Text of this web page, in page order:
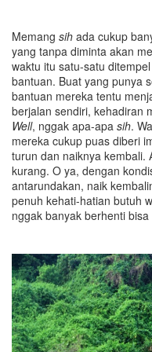
Memang sih ada cukup
yang tanpa diminta akan
waktu itu satu-satu
bantuan. Buat yang punya
bantuan mereka tentu
berjalan sendiri, kehadiran
Well, nggak apa-apa sih.
mereka cukup puas diberi
turun dan naiknya kembali.
kurang. O ya, dengan
antarundakan, naik
penuh kehati-hatian butuh
nggak banyak berhenti